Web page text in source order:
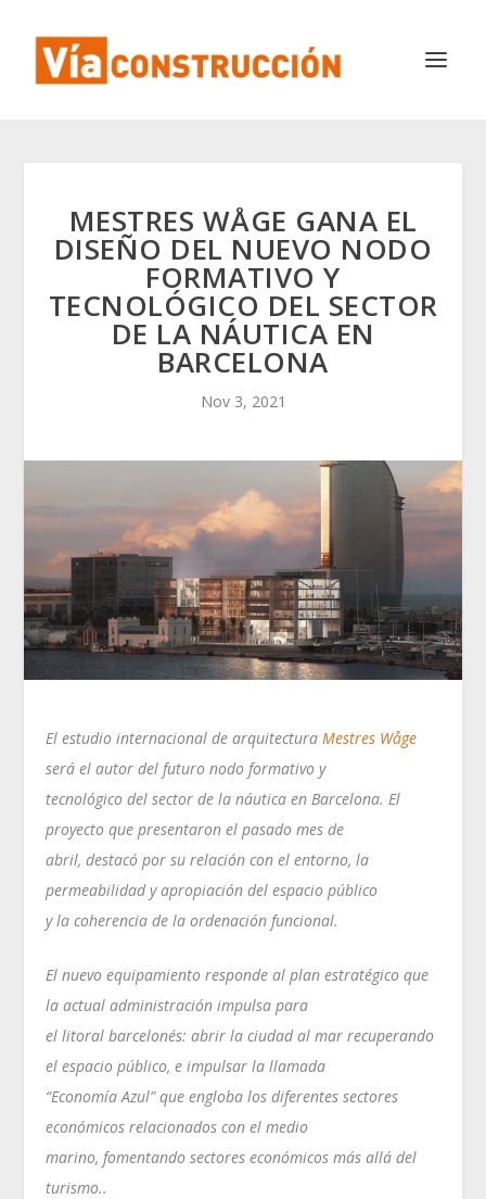
MESTRES WÅGE GANA EL
DISEÑO DEL NUEVO NODO
FORMATIVO Y
TECNOLÓGICO DEL SECTOR
DE LA NÁUTICA EN
BARCELONA
Nov 3, 2021
El estudio internacional de arquitecturaMestres Wåge
será el autor del futuro nodo formativo y
tecnológico del sector de la náutica en Barcelona. El
proyecto que presentaron el pasado mes de
abril, destacó por su relación con el entorno, la
permeabilidad y apropiación del espacio público
y la coherencia de la ordenación funcional.
El nuevo equipamiento responde al plan estratégico que
la actual administración impulsa para
el litoral barcelonés: abrir la ciudad al mar recuperando
el espacio público, e impulsar la llamada
“Economía Azul” que engloba los diferentes sectores
económicos relacionados con el medio
marino, fomentando sectores económicos más allá del
turismo..